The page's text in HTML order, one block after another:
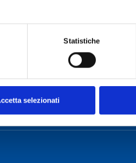
Statistiche
selezionati
from: